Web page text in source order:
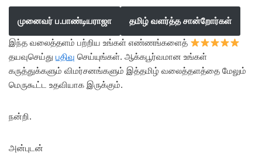
முனைவர் ப.பாண்டியராஜா தமிழ் வளர்த்த சான்றோர்கள்
இந்த வலைத்தளம் பற்றிய உங்கள் எண்ணங்களைத்
தயவுசெய்து பதிவு செய்யுங்கள். ஆக்கபூர்வமான உங்கள்
கருத்துக்களும் விமர்சனங்களும் இத்தமிழ் வலைத்தளத்தை மேலும்
மெருகூட்ட உதவியாக இருக்கும்.
நன்றி.
அன்புடன்